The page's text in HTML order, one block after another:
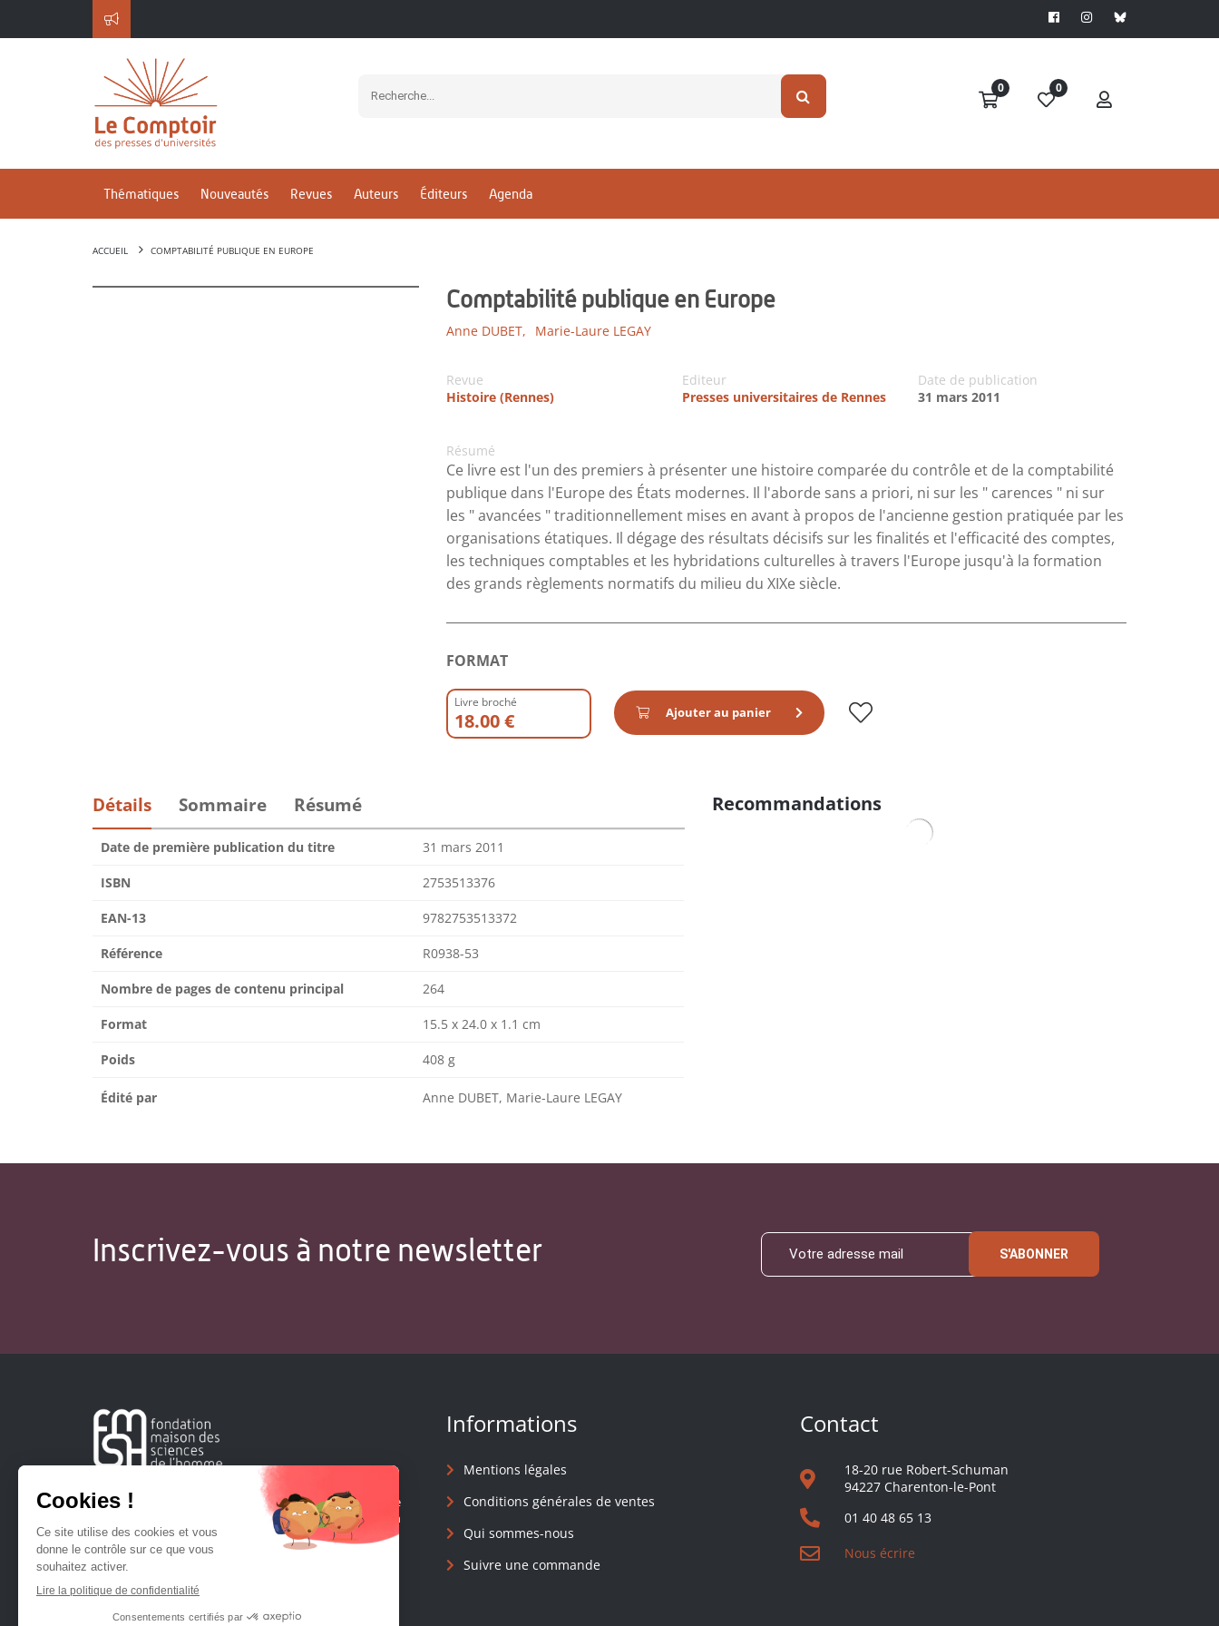
0 0
Thématiques Nouveautés Revues Auteurs Éditeurs Agenda
ACCUEIL COMPTABILITÉ PUBLIQUE EN EUROPE
Comptabilité publique en Europe
Anne DUBET, Marie-Laure LEGAY
Revue
Histoire (Rennes)
Editeur
Presses universitaires de Rennes
Date de publication
31 mars 2011
Résumé
Ce livre est l'un des premiers à présenter une histoire comparée du contrôle et de la comptabilité
publique dans l'Europe des États modernes. Il l'aborde sans a priori, ni sur les " carences " ni sur
les " avancées " traditionnellement mises en avant à propos de l'ancienne gestion pratiquée par les
organisations étatiques. Il dégage des résultats décisifs sur les finalités et l'efficacité des comptes,
les techniques comptables et les hybridations culturelles à travers l'Europe jusqu'à la formation
des grands règlements normatifs du milieu du XIXe siècle.
FORMAT
Livre broché
18.00 € Ajouter au panier
Détails Sommaire Résumé
Date de première publication du titre 31 mars 2011
ISBN 2753513376
EAN-13 9782753513372
Référence R0938-53
Nombre de pages de contenu principal 264
Format 15.5 x 24.0 x 1.1 cm
Poids 408 g
Édité par Anne DUBET, Marie-Laure LEGAY
Recommandations
Inscrivez-vous à notre newsletter S'ABONNER
Créée en 1963, la Fondation Maison Sciences de l'Homme
soutient la recherche et la diffusion des connaissances en
sciences humaines et sociales.
Informations
Mentions légales
Conditions générales de ventes
Qui sommes-nous
Suivre une commande
Contact
18-20 rue Robert-Schuman
94227 Charenton-le-Pont
01 40 48 65 13
Nous écrire